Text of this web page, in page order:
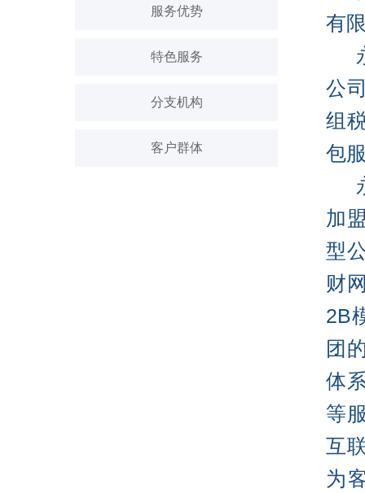
服务优势
特色服务
分支机构
客户群体
有
永
公
组
包
永
加
型
财
2B
团
体
等
互
为